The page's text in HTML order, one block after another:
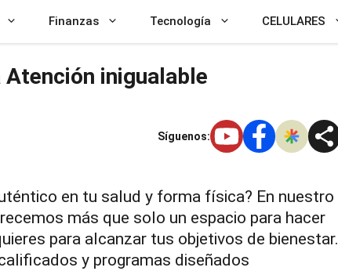
Finanzas Tecnología CELULARES
inigualable
Síguenos:
en tu salud y forma física? En nuestro
más que solo un espacio para hacer
para alcanzar tus objetivos de bienestar.
y programas diseñados